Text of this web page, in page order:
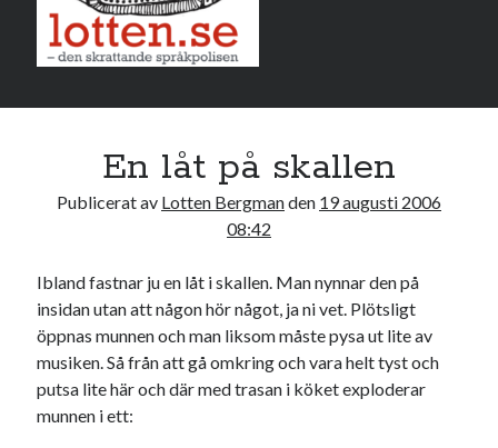
Sidopanel
O T F L S
1 2 3 4 5 6
14 15 16 17 18 19 20
21 22 23 24 25 26 27
« jul sep »
En låt på skallen
Publicerat av Lotten Bergmanden 19 augusti 2006
08:42
Ibland fastnar ju en låt i skallen. Man nynnar den på
insidan utan att någon hör något, ja ni vet. Plötsligt
öppnas munnen och man liksom måste pysa ut lite av
musiken. Så från att gå omkring och vara helt tyst och
putsa lite här och där med trasan i köket exploderar
munnen i ett: